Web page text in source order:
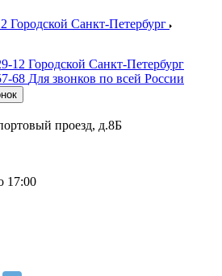
Городской Санкт-Петербург
12 Городской Санкт-Петербург
68 Для звонков по всей России
проезд, д.8Б
17:00